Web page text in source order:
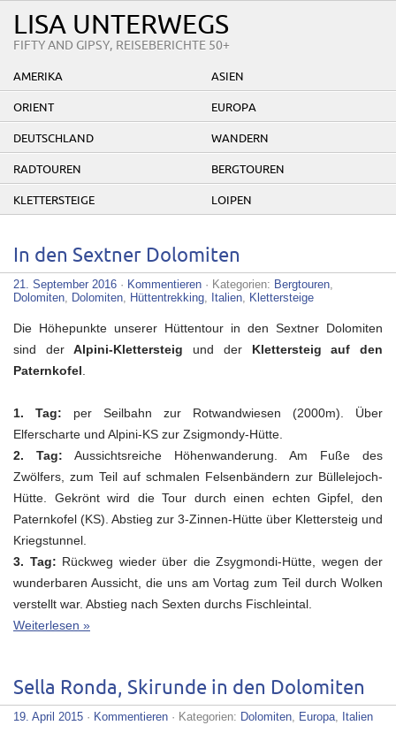
LISA UNTERWEGS
FIFTY AND GIPSY, REISEBERICHTE 50+
AMERIKA ASIEN
ORIENT EUROPA
DEUTSCHLAND WANDERN
RADTOUREN BERGTOUREN
KLETTERSTEIGE LOIPEN
In den Sextner Dolomiten
21. September 2016 · Kommentieren · Kategorien: Bergtouren,
Dolomiten, Dolomiten, Hüttentrekking, Italien, Klettersteige
Die Höhepunkte unserer Hüttentour in den Sextner Dolomiten
sind derAlpini-Klettersteig und der Klettersteig auf den
Paternkofel
1. Tag: per Seilbahn zur Rotwandwiesen (2000m). Über
Elferscharte und Alpini-KS zur Zsigmondy-Hütte.
2. Tag: Aussichtsreiche Höhenwanderung. Am Fuße des
Zwölfers, zum Teil auf schmalen Felsenbändern zur Büllelejoch-
Hütte. Gekrönt wird die Tour durch einen echten Gipfel, den
Paternkofel (KS). Abstieg zur 3-Zinnen-Hütte über Klettersteig und
Kriegstunnel.
3. Tag: Rückweg wieder über die Zsygmondi-Hütte, wegen der
wunderbaren Aussicht, die uns am Vortag zum Teil durch Wolken
verstellt war. Abstieg nach Sexten durchs Fischleintal.
Weiterlesen »
Sella Ronda, Skirunde in den Dolomiten
19. April 2015 · Kommentieren · Kategorien: Dolomiten, Europa, Italien